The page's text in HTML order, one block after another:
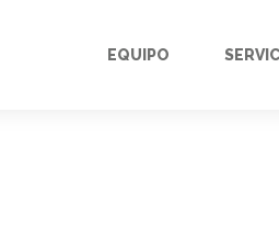
EQUIPO